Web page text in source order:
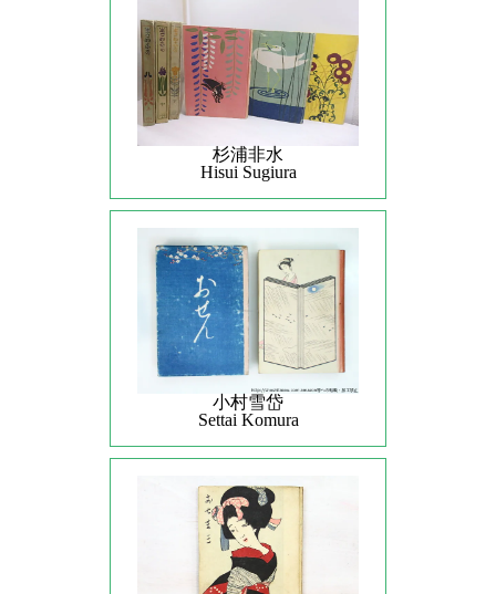
杉浦非水
Hisui Sugiura
小村雪岱
Settai Komura